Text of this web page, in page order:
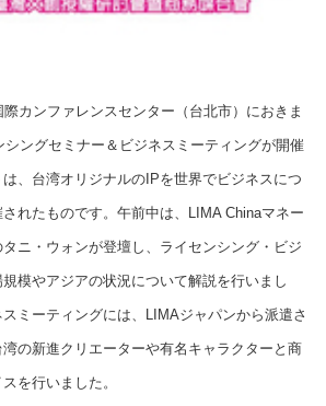
カンファレンスセンター（台北市）におきま
シングセミナー＆ビジネスミーティングが開催
、台湾オリジナルのIPを世界でビジネスにつ
れたものです。午前中は、LIMA Chinaマネー
ニ・ウォンが登壇し、ライセンシング・ビジ
模やアジアの状況について解説を行いまし
ミーティングには、LIMAジャパンから派遣さ
の新進クリエーターや有名キャラクターと商
を行いました。